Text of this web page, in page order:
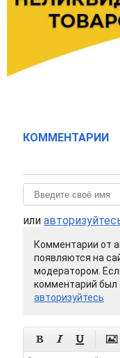
КОММЕНТАРИИ
или
Комментарии от
появляются на
модератором.
комментарий был
авторизуйтесь
   